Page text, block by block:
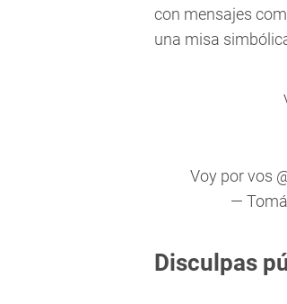
con mensajes
una misa
Voy por vos
—
Disculpas